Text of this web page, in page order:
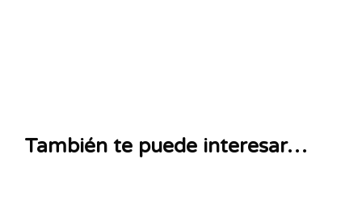
También te puede interesar…